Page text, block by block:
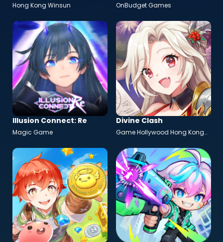
Hong Kong Winsun OnBudget Games
Illusion Connect: Re
Magic Game
Divine Clash
Game Hollywood Hong Kong